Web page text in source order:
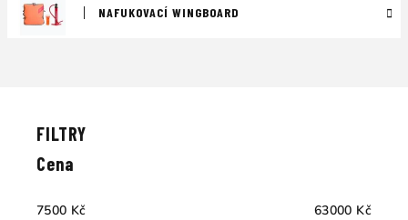
NAFUKOVACÍ WINGBOARD
Cena
7500 Kč 63000 Kč